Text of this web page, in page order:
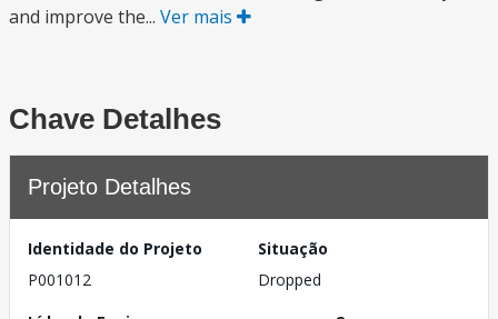
and improve the... Ver mais
Chave Detalhes
Projeto Detalhes
Identidade do Projeto
P001012
Situação
Dropped